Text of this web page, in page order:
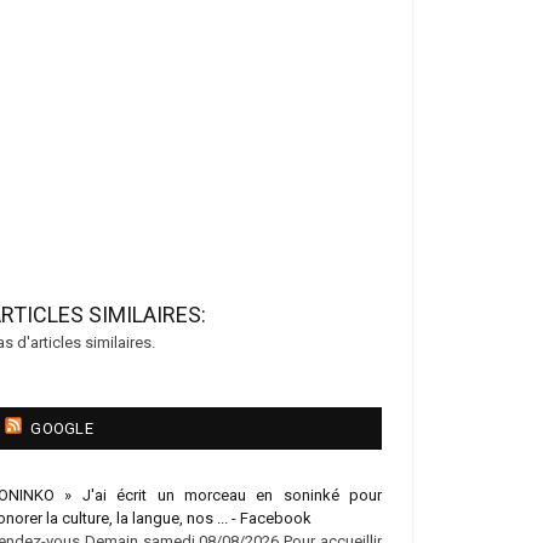
SIMILAIRES:
d'articles similaires.
GOOGLE
» J'ai écrit un morceau en soninké pour
la culture, la langue, nos ... - Facebook